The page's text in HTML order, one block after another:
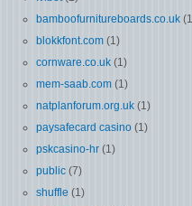
bamboofurnitureboards.co.uk
blokkfont.com (1)
cornware.co.uk (1)
mem-saab.com (1)
natplanforum.org.uk (1)
paysafecard casino (1)
pskcasino-hr (1)
public (7)
shuffle (1)